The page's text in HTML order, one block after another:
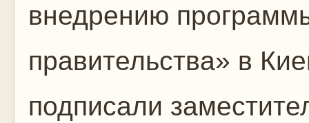
внедрению
правительства» в
подписали